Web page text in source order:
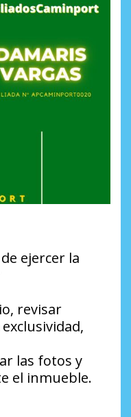
ejercer la
revisar
las fotos y
el inmueble.